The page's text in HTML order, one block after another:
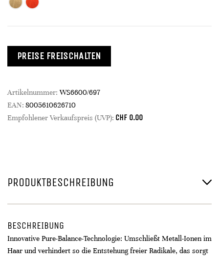
PREISE FREISCHALTEN
Artikelnummer: WS6600/697
EAN: 8005610626710
Empfohlener Verkaufspreis (UVP): CHF 0.00
PRODUKTBESCHREIBUNG
BESCHREIBUNG
Innovative Pure-Balance-Technologie: Umschließt Metall-Ionen im
Haar und verhindert so die Entstehung freier Radikale, das sorgt